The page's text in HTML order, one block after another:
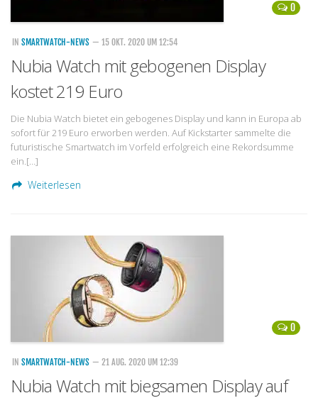
0
IN SMARTWATCH-NEWS — 15 OKT. 2020 UM 12:54
Nubia Watch mit gebogenen Display
kostet 219 Euro
Die Nubia Watch bietet ein gebogenes Display und kann in Europa ab
sofort für 219 Euro erworben werden. Auf Kickstarter sammelte die
futuristische Smartwatch im Vorfeld erfolgreich eine Rekordsumme
ein.[…]
Weiterlesen
0
IN SMARTWATCH-NEWS — 21 AUG. 2020 UM 12:39
Nubia Watch mit biegsamen Display auf